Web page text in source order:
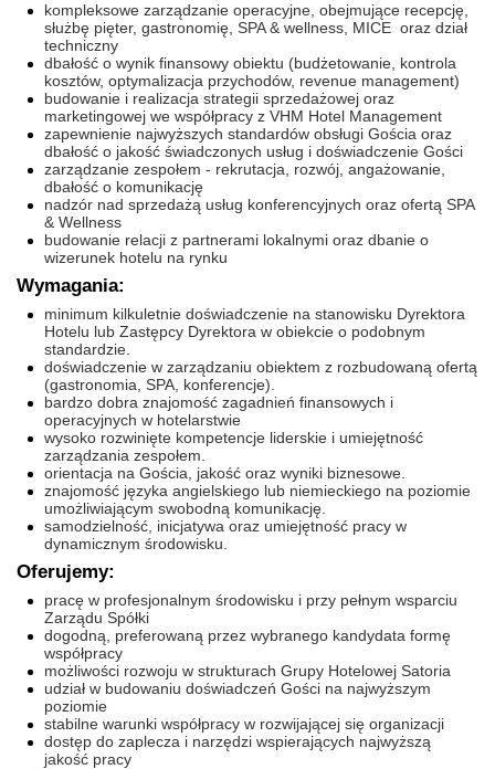
kompleksowe zarządzanie operacyjne, obejmujące recepcję,
służbę pięter, gastronomię, SPA & wellness, MICE oraz dział
techniczny
dbałość o wynik finansowy obiektu (budżetowanie, kontrola
kosztów, optymalizacja przychodów, revenue management)
budowanie i realizacja strategii sprzedażowej oraz
marketingowej we współpracy z VHM Hotel Management
zapewnienie najwyższych standardów obsługi Gościa oraz
dbałość o jakość świadczonych usług i doświadczenie Gości
zarządzanie zespołem - rekrutacja, rozwój, angażowanie,
dbałość o komunikację
nadzór nad sprzedażą usług konferencyjnych oraz ofertą SPA
& Wellness
budowanie relacji z partnerami lokalnymi oraz dbanie o
wizerunek hotelu na rynku
Wymagania:
minimum kilkuletnie doświadczenie na stanowisku Dyrektora
Hotelu lub Zastępcy Dyrektora w obiekcie o podobnym
standardzie.
doświadczenie w zarządzaniu obiektem z rozbudowaną ofertą
(gastronomia, SPA, konferencje).
bardzo dobra znajomość zagadnień finansowych i
operacyjnych w hotelarstwie
wysoko rozwinięte kompetencje liderskie i umiejętność
zarządzania zespołem.
orientacja na Gościa, jakość oraz wyniki biznesowe.
znajomość języka angielskiego lub niemieckiego na poziomie
umożliwiającym swobodną komunikację.
samodzielność, inicjatywa oraz umiejętność pracy w
dynamicznym środowisku.
Oferujemy:
pracę w profesjonalnym środowisku i przy pełnym wsparciu
Zarządu Spółki
dogodną, preferowaną przez wybranego kandydata formę
współpracy
możliwości rozwoju w strukturach Grupy Hotelowej Satoria
udział w budowaniu doświadczeń Gości na najwyższym
poziomie
stabilne warunki współpracy w rozwijającej się organizacji
dostęp do zaplecza i narzędzi wspierających najwyższą
jakość pracy